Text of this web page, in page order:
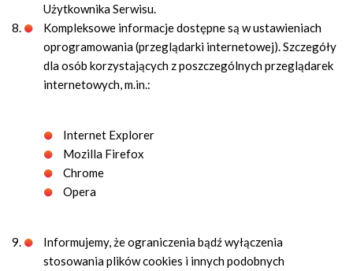
Użytkownika Serwisu.
Kompleksowe informacje dostępne są w ustawieniach
oprogramowania (przeglądarki internetowej). Szczegóły
dla osób korzystających z poszczególnych przeglądarek
internetowych, m.in.:
Internet Explorer
Mozilla Firefox
Chrome
Opera
Informujemy, że ograniczenia bądź wyłączenia
stosowania plików cookies i innych podobnych